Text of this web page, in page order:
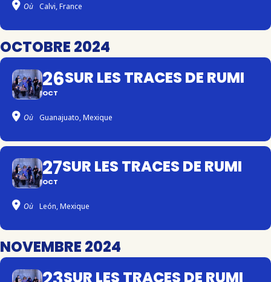
Où Calvi, France
OCTOBRE 2024
26
OCT
SUR LES TRACES DE RUMI
Où Guanajuato, Mexique
27
OCT
SUR LES TRACES DE RUMI
Où León, Mexique
NOVEMBRE 2024
SUR LES TRACES DE RUMI